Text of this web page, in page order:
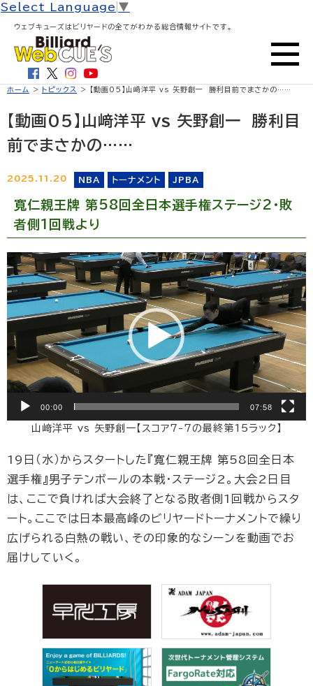
Select Language ▼
ウェブキューズはビリヤードの全てがわかる総合情報サイトです。
ホーム > トピックス > 【動画05】山﨑洋平 vs 矢野創一 勝利目前でまさかの……
【動画05】山﨑洋平 vs 矢野創一 勝利目
前でまさかの……
2025.11.20 NBA トーナメント JPBA
寬仁親王牌 第58回全日本選手権ステージ2・敗
者側1回戦より
動
画
プ
レ
ー
ー
00:00 07:58
山﨑洋平 vs 矢野創一【スコア7-7の最終第15ラック】
19日（水）からスタートした『寬仁親王牌 第58回全日本
選手権』男子テンボールの本戦・ステージ2。大会2日目
は、ここで負ければ大会終了となる敗者側1回戦からスタ
ート。ここでは日本最高峰のビリヤードトーナメントで繰り
広げられる白熱の戦い、その印象的なシーンを動画でお
届けしていく。